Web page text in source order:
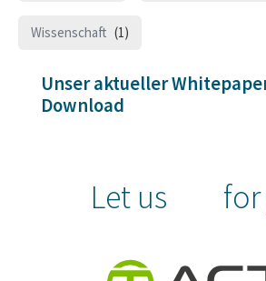
Wissenschaft (1)
Unser aktueller
Download
Let us